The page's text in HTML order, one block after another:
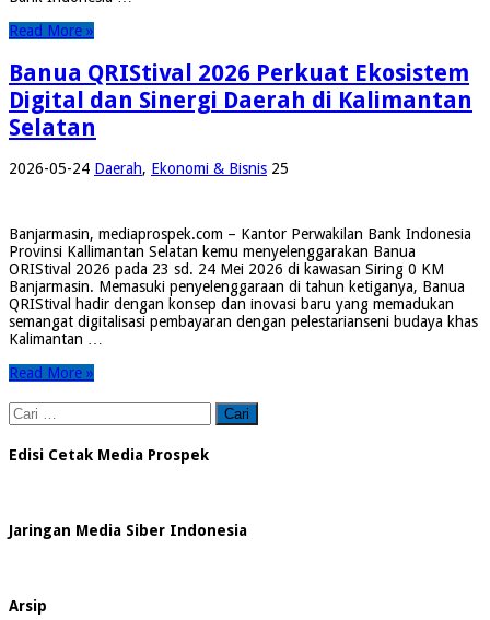
Read More »
Banua QRIStival 2026 Perkuat Ekosistem
Digital dan Sinergi Daerah di Kalimantan
Selatan
2026-05-24 Daerah, Ekonomi & Bisnis 25
Banjarmasin, mediaprospek.com – Kantor Perwakilan Bank Indonesia
Provinsi Kallimantan Selatan kemu menyelenggarakan Banua
ORIStival 2026 pada 23 sd. 24 Mei 2026 di kawasan Siring 0 KM
Banjarmasin. Memasuki penyelenggaraan di tahun ketiganya, Banua
QRIStival hadir dengan konsep dan inovasi baru yang memadukan
semangat digitalisasi pembayaran dengan pelestarianseni budaya khas
Kalimantan …
Read More »
Cari
untuk:
Edisi Cetak Media Prospek
Jaringan Media Siber Indonesia
Arsip